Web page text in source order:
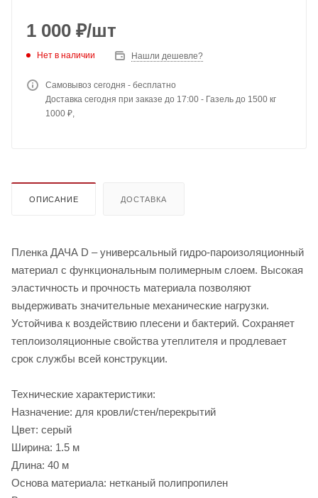
1 000 ₽/шт
Нет в наличии Нашли дешевле?
Самовывоз сегодня - бесплатно
Доставка сегодня при заказе до 17:00 - Газель до 1500 кг
1000 ₽,
ОПИСАНИЕ ДОСТАВКА
Пленка ДАЧА D – универсальный гидро-пароизоляционный
материал с функциональным полимерным слоем. Высокая
эластичность и прочность материала позволяют
выдерживать значительные механические нагрузки.
Устойчива к воздействию плесени и бактерий. Сохраняет
теплоизоляционные свойства утеплителя и продлевает
срок службы всей конструкции.
Технические характеристики:
Назначение: для кровли/стен/перекрытий
Цвет: серый
Ширина: 1.5 м
Длина: 40 м
Основа материала: нетканый полипропилен